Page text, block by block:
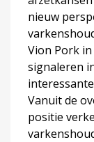
nieuw
Vion Pork in
signaleren
Vanuit de
positie